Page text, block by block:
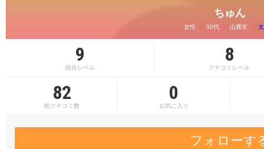
ちゅん
女性 30代 山鹿市
9
総合レベル
8
クチコミレベル
82
総クチコミ数
0
お気に入り
フォローす